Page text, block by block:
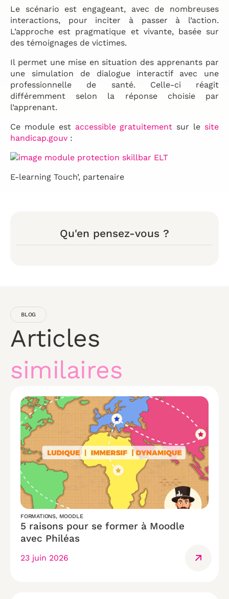
Le scénario est engageant, avec de nombreuses
interactions, pour inciter à passer à l’action.
L’approche est pragmatique et vivante, basée sur
des témoignages de victimes.
Il permet une mise en situation des apprenants par
une simulation de dialogue interactif avec une
professionnelle de santé. Celle-ci réagit
différemment selon la réponse choisie par
l’apprenant.
Ce module est accessible gratuitement sur le site
handicap.gouv :
E-learning Touch’, partenaire
Qu'en pensez-vous ?
BLOG
Articles
similaires
FORMATIONS, MOODLE
5 raisons pour se former à Moodle
avec Philéas
23 juin 2026